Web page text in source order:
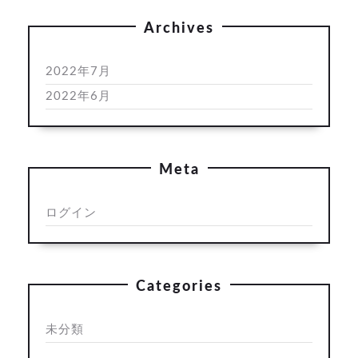
Archives
2022年7月
2022年6月
Meta
ログイン
Categories
未分類